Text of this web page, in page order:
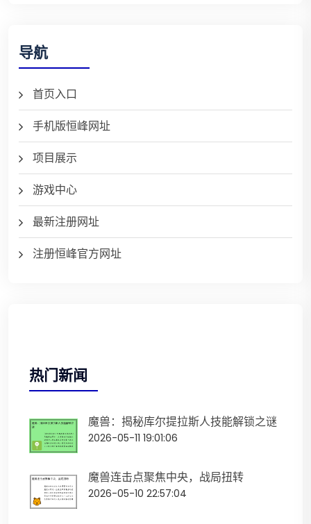
导航
首页入口
手机版恒峰网址
项目展示
游戏中心
最新注册网址
注册恒峰官方网址
热门新闻
魔兽：揭秘库尔提拉斯人技能解锁之谜
2026-05-11 19:01:06
魔兽连击点聚焦中央，战局扭转
2026-05-10 22:57:04